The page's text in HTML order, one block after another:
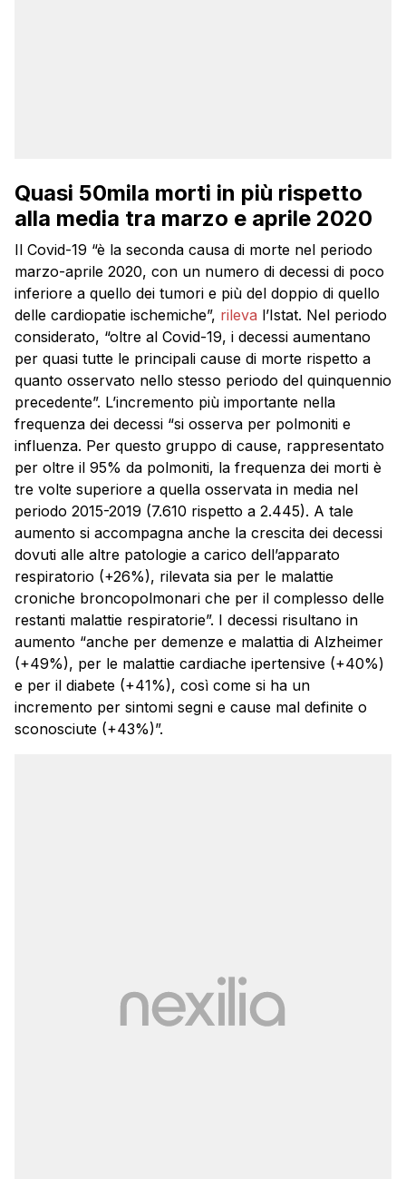
Quasi 50mila morti in più rispetto
alla media tra marzo e aprile 2020
Il Covid-19 “è la seconda causa di morte nel periodo
marzo-aprile 2020, con un numero di decessi di poco
inferiore a quello dei tumori e più del doppio di quello
delle cardiopatie ischemiche”, rileva l’Istat. Nel periodo
considerato, “oltre al Covid-19, i decessi aumentano
per quasi tutte le principali cause di morte rispetto a
quanto osservato nello stesso periodo del quinquennio
precedente”. L’incremento più importante nella
frequenza dei decessi “si osserva per polmoniti e
influenza. Per questo gruppo di cause, rappresentato
per oltre il 95% da polmoniti, la frequenza dei morti è
tre volte superiore a quella osservata in media nel
periodo 2015-2019 (7.610 rispetto a 2.445). A tale
aumento si accompagna anche la crescita dei decessi
dovuti alle altre patologie a carico dell’apparato
respiratorio (+26%), rilevata sia per le malattie
croniche broncopolmonari che per il complesso delle
restanti malattie respiratorie”. I decessi risultano in
aumento “anche per demenze e malattia di Alzheimer
(+49%), per le malattie cardiache ipertensive (+40%)
e per il diabete (+41%), così come si ha un
incremento per sintomi segni e cause mal definite o
sconosciute (+43%)”.